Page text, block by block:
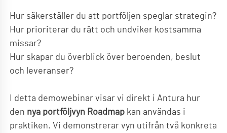
Hur säkerställer du att portföljen speglar strategin?
Hur prioriterar du rätt och undviker kostsamma
missar?
Hur skapar du överblick över beroenden, beslut
och leveranser?
I detta demowebinar visar vi direkt i Antura hur
den nya portföljvyn Roadmap kan användas i
praktiken. Vi demonstrerar vyn utifrån två konkreta